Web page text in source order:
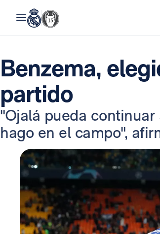
Benzema,
partido
"Ojalá pueda
hago en el campo",